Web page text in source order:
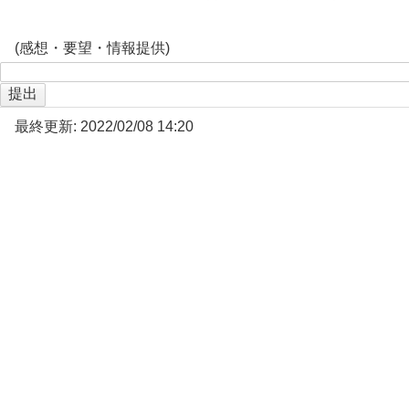
(感想・要望・情報提供)
最終更新: 2022/02/08 14:20